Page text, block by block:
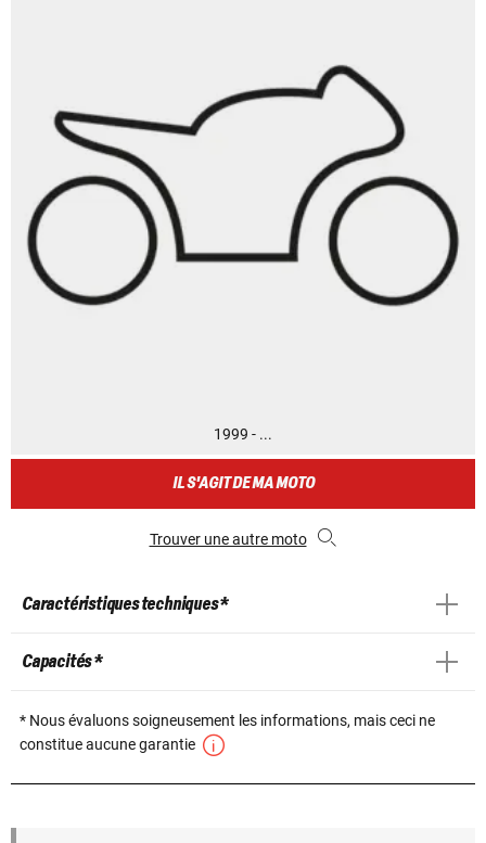
1999 - ...
IL S'AGIT DE MA MOTO
Trouver une autre moto
Caractéristiques techniques *
Capacités *
* Nous évaluons soigneusement les informations, mais ceci ne
constitue aucune garantie